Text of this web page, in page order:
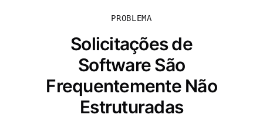
PROBLEMA
Solicitações de
Software São
Frequentemente Não
Estruturadas